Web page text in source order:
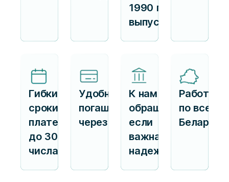
1990 г.
выпуска
Гибкие
сроки
платежа —
до 30
числа
Удобное
погашение
через ЕРИП
К нам
обращаются,
если
важна
надежность
Работаем
по всей
Беларуси